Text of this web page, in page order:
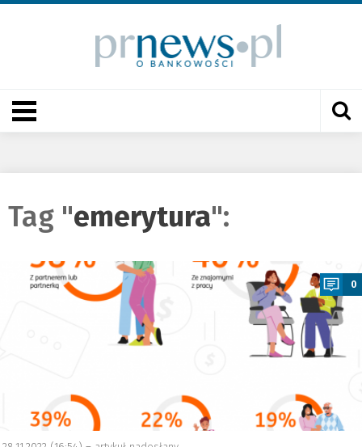
Tag "emerytura":
0